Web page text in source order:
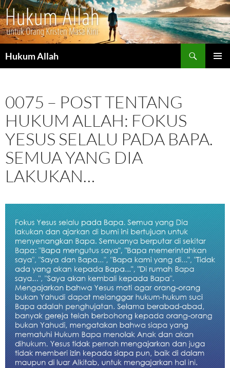
Hukum Allah
0075 – POST TENTANG
HUKUM ALLAH: FOKUS
YESUS SELALU PADA BAPA.
SEMUA YANG DIA
LAKUKAN…